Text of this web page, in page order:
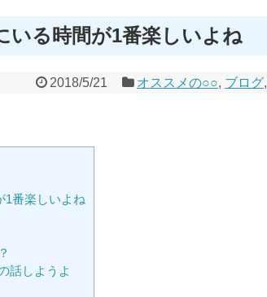
いる時間が1番楽しいよね
2018/5/21 オススメの○○, ブログ,
1番楽しいよね
話しようよ